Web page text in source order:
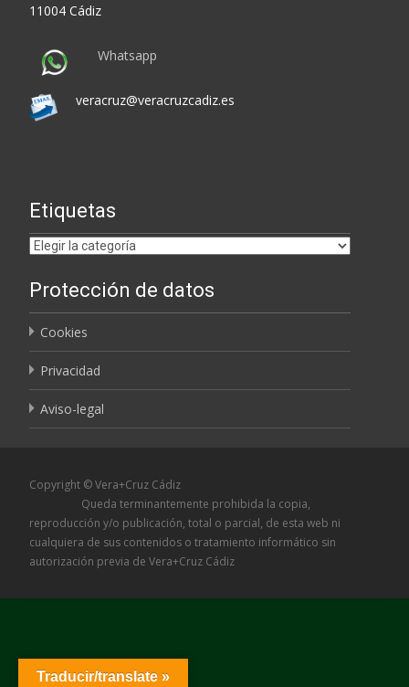
11004 Cádiz
Whatsapp
veracruz@veracruzcadiz.es
Etiquetas
Etiquetas
Protección de datos
Cookies
Privacidad
Aviso-legal
Copyright © Vera+Cruz Cádiz
Queda terminantemente prohibida la copia,
reproducción y/o publicación, total o parcial, de esta web ni
cualquiera de sus contenidos o tratamiento informático sin
autorización previa de Vera+Cruz Cádiz
Traducir/translate »